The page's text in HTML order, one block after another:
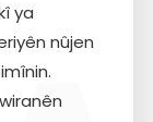
ya
nûjen